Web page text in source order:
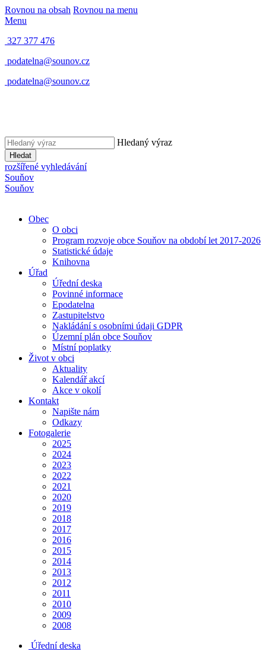
Rovnou na obsah Rovnou na menu
Menu
327 377 476
podatelna@sounov.cz
podatelna@sounov.cz
Hledaný výraz
Hledat
rozšířené vyhledávání
Souňov
Souňov
Obec
O obci
Program rozvoje obce Souňov na období let 2017-2026
Statistické údaje
Knihovna
Úřad
Úřední deska
Povinné informace
Epodatelna
Zastupitelstvo
Nakládání s osobními údaji GDPR
Územní plán obce Souňov
Místní poplatky
Život v obci
Aktuality
Kalendář akcí
Akce v okolí
Kontakt
Napište nám
Odkazy
Fotogalerie
2025
2024
2023
2022
2021
2020
2019
2018
2017
2016
2015
2014
2013
2012
2011
2010
2009
2008
Úřední deska